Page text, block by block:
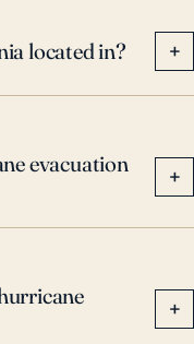
located in? +
evacuation
+
+